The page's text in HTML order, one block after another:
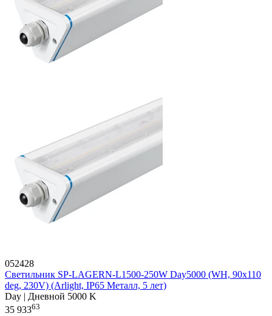
052428
Светильник SP-LAGERN-L1500-250W Day5000 (WH, 90х110
deg, 230V) (Arlight, IP65 Металл, 5 лет)
Day | Дневной 5000 K
35 93363